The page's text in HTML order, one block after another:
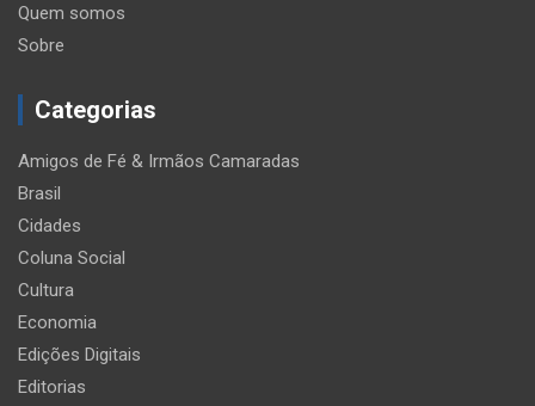
Quem somos
Sobre
Categorias
Amigos de Fé & Irmãos Camaradas
Brasil
Cidades
Coluna Social
Cultura
Economia
Edições Digitais
Editorias